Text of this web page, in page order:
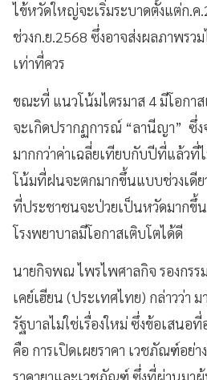
ไข้หวัดใหญ่จะเริ่มระบาดตั้งแต่ก.
ช่วงก.ย.2568 ซึ่งอาจส่งผลภาพรว
เท่าที่ควร
ขณะที่ แนวโน้มไตรมาส 4 มีโอกา
จะเกิดปรากฏการณ์ “ลานีญา” ซึ่
มากกว่าค่าเฉลี่ยเทียบกับปีที่แล้ว
โน้มที่ฝนจะตกมากขึ้นแบบช่วงเดี
ที่ประชาชนจะป่วยเป็นหวัดมากขึ้น
โรงพยาบาลมีโอกาสเติบโตได้ดี
นายกิจพณ ไพรไพศาลกิจ รองกรร
เคย์เฮียน (ประเทศไทย) กล่าวว่า ม
รัฐบาลไม่ใช่เรื่องใหม่ ซึ่งข้อเสนอ
คือ การเปิดเผยราคา เวชภัณฑ์อย่